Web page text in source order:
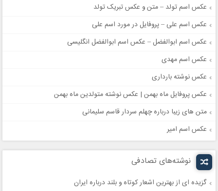
عکس اسم تولد – متن و عکس تبریک تولد
عکس اسم علی – پروفایل در مورد اسم علی
عکس اسم ابوالفضل – عکس اسم ابوالفضل انگلیسی
عکس اسم مهدی
عکس نوشته بارداری
عکس پروفایل ماه بهمن | عکس نوشته متولدین ماه بهمن
متن های زیبا درباره چهلم سردار قاسم سلیمانی
عکس اسم امیر
نوشته‌های تصادفی
گزیده ای از بهترین اشعار کوتاه و بلند درباره ایران